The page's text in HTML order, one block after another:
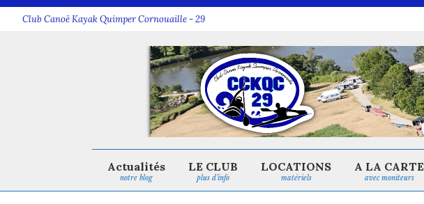
Club Canoë Kayak Quimper Cornouaille - 29
notre blog
Actualités
plus d’info
LE CLUB
matériels
LOCATIONS
avec moniteurs
A LA CARTE